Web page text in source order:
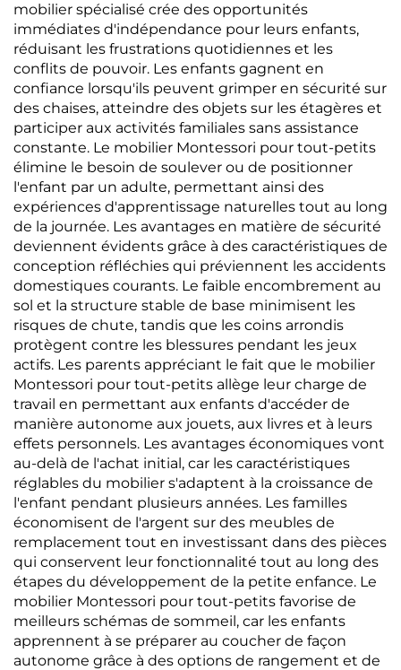
mobilier spécialisé crée des opportunités
immédiates d'indépendance pour leurs enfants,
réduisant les frustrations quotidiennes et les
conflits de pouvoir. Les enfants gagnent en
confiance lorsqu'ils peuvent grimper en sécurité sur
des chaises, atteindre des objets sur les étagères et
participer aux activités familiales sans assistance
constante. Le mobilier Montessori pour tout-petits
élimine le besoin de soulever ou de positionner
l'enfant par un adulte, permettant ainsi des
expériences d'apprentissage naturelles tout au long
de la journée. Les avantages en matière de sécurité
deviennent évidents grâce à des caractéristiques de
conception réfléchies qui préviennent les accidents
domestiques courants. Le faible encombrement au
sol et la structure stable de base minimisent les
risques de chute, tandis que les coins arrondis
protègent contre les blessures pendant les jeux
actifs. Les parents appréciant le fait que le mobilier
Montessori pour tout-petits allège leur charge de
travail en permettant aux enfants d'accéder de
manière autonome aux jouets, aux livres et à leurs
effets personnels. Les avantages économiques vont
au-delà de l'achat initial, car les caractéristiques
réglables du mobilier s'adaptent à la croissance de
l'enfant pendant plusieurs années. Les familles
économisent de l'argent sur des meubles de
remplacement tout en investissant dans des pièces
qui conservent leur fonctionnalité tout au long des
étapes du développement de la petite enfance. Le
mobilier Montessori pour tout-petits favorise de
meilleurs schémas de sommeil, car les enfants
apprennent à se préparer au coucher de façon
autonome grâce à des options de rangement et de